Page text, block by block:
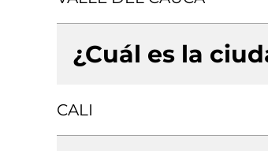
¿Cuál es la
CALI